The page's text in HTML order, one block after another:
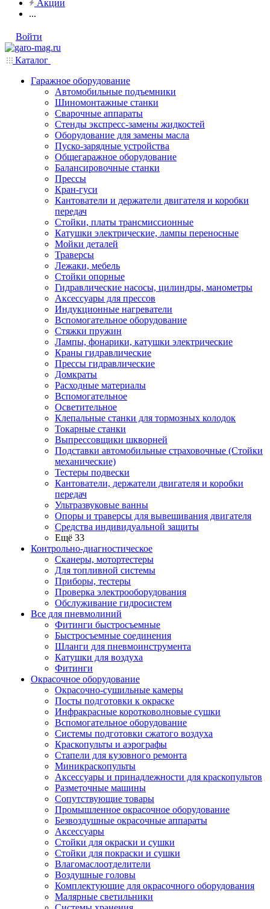
Акции
...
Войти
Каталог
Гаражное оборудование
Автомобильные подъемники
Шиномонтажные станки
Сварочные аппараты
Стенды экспресс-замены жидкостей
Оборудование для замены масла
Пуско-зарядные устройства
Общегаражное оборудование
Балансировочные станки
Прессы
Кран-гуси
Кантователи и держатели двигателя и коробки
передач
Стойки, платы трансмиссионные
Катушки электрические, лампы переносные
Мойки деталей
Траверсы
Лежаки, мебель
Стойки опорные
Гидравлические насосы, цилиндры, манометры
Аксессуары для прессов
Индукционные нагреватели
Вспомогательное оборудование
Стяжки пружин
Лампы, фонарики, катушки электрические
Краны гидравлические
Прессы гидравлические
Домкраты
Расходные материалы
Вспомогательное
Осветительное
Клепальные станки для тормозных колодок
Токарные станки
Выпрессовщики шкворней
Подставки автомобильные страховочные (Стойки
механические)
Тестеры подвески
Кантователи, держатели двигателя и коробки
передач
Ультразвуковые ванны
Опоры и траверсы для вывешивания двигателя
Средства индивидуальной защиты
Ещё 33
Контрольно-диагностическое
Сканеры, мотортестеры
Для топливной системы
Приборы, тестеры
Проверка электрооборудования
Обслуживание гидросистем
Все для пневмолиний
Фитинги быстросъемные
Быстросъемные соединения
Шланги для пневмоинструмента
Катушки для воздуха
Фитинги
Окрасочное оборудование
Окрасочно-сушильные камеры
Посты подготовки к окраске
Инфракрасные коротковолновые сушки
Вспомогательное оборудование
Системы подготовки сжатого воздуха
Краскопульты и аэрографы
Стапели для кузовного ремонта
Миникраскопульты
Аксессуары и принадлежности для краскопультов
Разметочные машины
Сопутствующие товары
Промышленное окрасочное оборудование
Безвоздушные окрасочные аппараты
Аксессуары
Стойки для окраски и сушки
Стойки для покраски и сушки
Влагомаслоотделители
Воздушные головы
Комплектующие для окрасочного оборудования
Малярные светильники